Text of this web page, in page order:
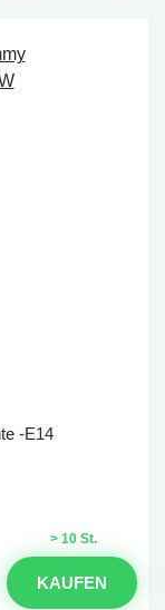
-E14
> 10 St.
KAUFEN